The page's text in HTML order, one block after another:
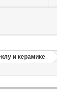
и керамике